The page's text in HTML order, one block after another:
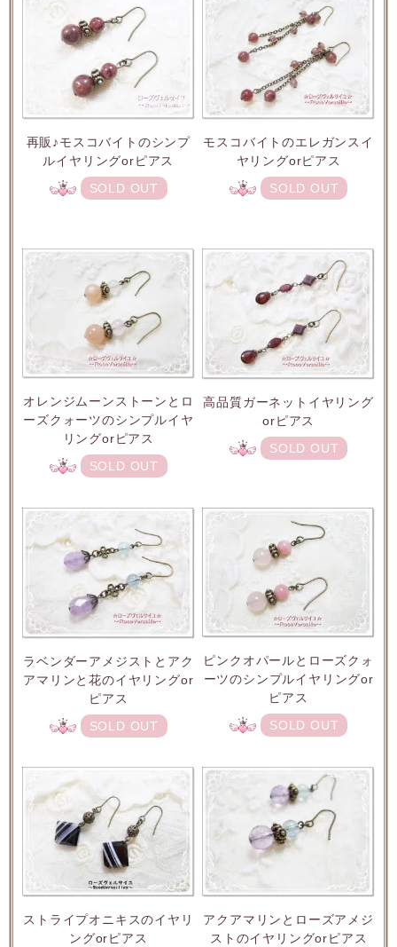
再販♪モスコバイトのシンプ
ルイヤリングorピアス
SOLD OUT
モスコバイトのエレガンスイ
ヤリングorピアス
SOLD OUT
オレンジムーンストーンとロ
ーズクォーツのシンプルイヤ
リングorピアス
SOLD OUT
高品質ガーネットイヤリング
orピアス
SOLD OUT
ラベンダーアメジストとアク
アマリンと花のイヤリングor
ピアス
SOLD OUT
ピンクオパールとローズクォ
ーツのシンプルイヤリングor
ピアス
SOLD OUT
ストライプオニキスのイヤリ
ングorピアス
アクアマリンとローズアメジ
ストのイヤリングorピアス